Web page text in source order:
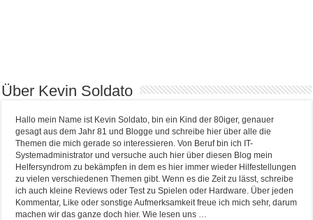
Über Kevin Soldato
Hallo mein Name ist Kevin Soldato, bin ein Kind der 80iger, genauer
gesagt aus dem Jahr 81 und Blogge und schreibe hier über alle die
Themen die mich gerade so interessieren. Von Beruf bin ich IT-
Systemadministrator und versuche auch hier über diesen Blog mein
Helfersyndrom zu bekämpfen in dem es hier immer wieder Hilfestellungen
zu vielen verschiedenen Themen gibt. Wenn es die Zeit zu lässt, schreibe
ich auch kleine Reviews oder Test zu Spielen oder Hardware. Über jeden
Kommentar, Like oder sonstige Aufmerksamkeit freue ich mich sehr, darum
machen wir das ganze doch hier. Wie lesen uns …